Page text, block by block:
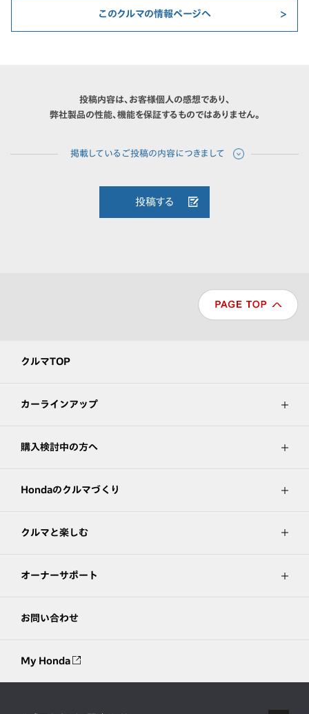
このクルマの情報ページへ
投稿内容は、お客様個人の感想であり、
弊社製品の性能、機能を保証するものではありません。
投稿する
クルマTOP
カーラインアップ
購入検討中の方へ
Hondaのクルマづくり
クルマと楽しむ
オーナーサポート
お問い合わせ
My Honda